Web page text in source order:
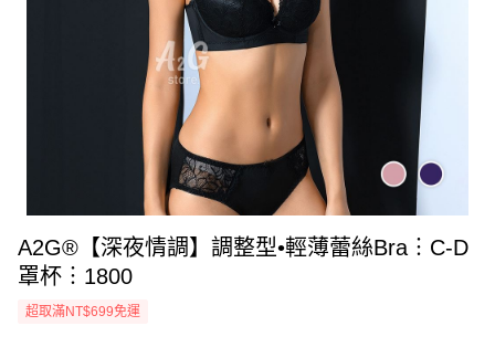
A2G®【深夜情調】調整型•輕薄蕾絲Bra︙C-D
罩杯︙1800
超取滿NT$699免運